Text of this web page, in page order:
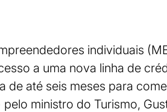
individuais
a uma nova linha de
de até seis meses para
pelo ministro do Turismo,